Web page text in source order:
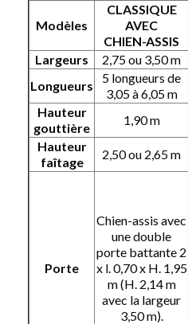
Modèles
CLASSIQUE
AVEC
CHIEN-ASSIS
Largeurs 2,75 ou 3,50 m
Longueurs
5 longueurs de
3,05 à 6,05 m
Hauteur
gouttière
1,90 m
Hauteur
faîtage
2,50 ou 2,65 m
Porte
Chien-assis avec
une double
porte battante 2
x l. 0,70 x H. 1,95
m (H. 2,14 m
avec la largeur
3,50 m).